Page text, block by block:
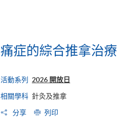
痛症的綜合推拿治療
活動系列 2026 開放日
相關學科 針灸及推拿
分享 列印